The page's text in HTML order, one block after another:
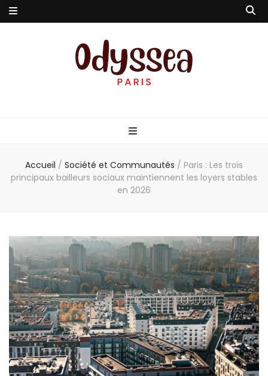
Accueil / Société et Communautés / Paris : Les trois
principaux bailleurs sociaux maintiennent les loyers stables
en 2026